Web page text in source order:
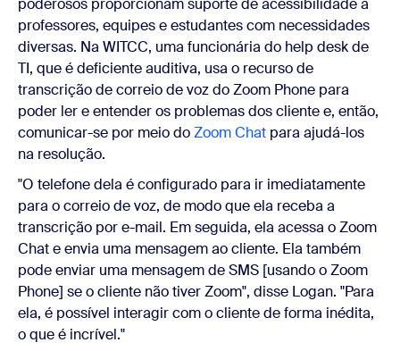
poderosos proporcionam suporte de acessibilidade a
professores, equipes e estudantes com necessidades
diversas. Na WITCC, uma funcionária do help desk de
TI, que é deficiente auditiva, usa o recurso de
transcrição de correio de voz do Zoom Phone para
poder ler e entender os problemas dos cliente e, então,
comunicar-se por meio doZoom Chat para ajudá-los
na resolução.
"O telefone dela é configurado para ir imediatamente
para o correio de voz, de modo que ela receba a
transcrição por e-mail. Em seguida, ela acessa o Zoom
Chat e envia uma mensagem ao cliente. Ela também
pode enviar uma mensagem de SMS [usando o Zoom
Phone] se o cliente não tiver Zoom", disse Logan. "Para
ela, é possível interagir com o cliente de forma inédita,
o que é incrível."